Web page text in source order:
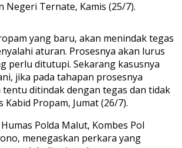
Negeri Ternate, Kamis (25/7).
yang baru, akan menindak tegas
aturan. Prosesnya akan lurus
perlu ditutupi. Sekarang kasusnya
jika pada tahapan prosesnya
ditindak dengan tegas dan tidak
Kabid Propam, Jumat (26/7).
Polda Malut, Kombes Pol
menegaskan perkara yang